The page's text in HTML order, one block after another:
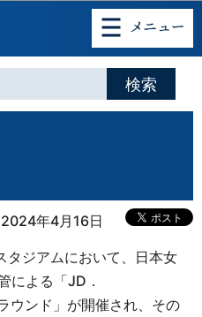
本文へ移動
年4月16日
ジアムにおいて、日本女
による「JD．
ンド」が開催され、その